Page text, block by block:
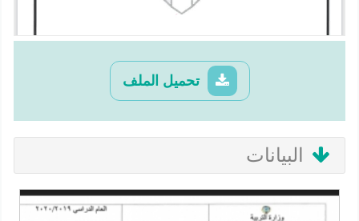
تحميل الملف
البيانات